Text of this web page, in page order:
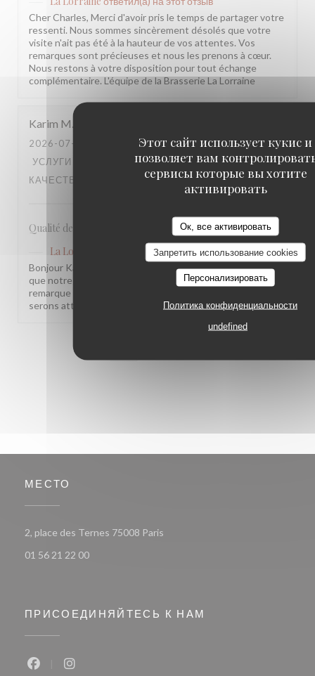
Этот сайт использует кукис и
позволяет вам
сервисы которые вы хотите
активировать
Ок, все активировать
Запретить использование cookies
Персонализировать
Политика конфиденциальности
undefined
Cher Charles, Merci d'avoir pris le temps de partager votre
ressenti. Nous sommes sincèrement désolés que votre
visite n'ait pas été à la hauteur de vos attentes. Vos
remarques sont précieuses et nous les prenons à cœur.
Nous restons à votre disposition pour tout échange
complémentaire. L'équipe de la Brasserie La Lorraine
Karim M
2026-07-17
- 20:30 - ГОСТИ 2
УСЛУГИ
АТМОСФЕРА: 4/5 МЕНЮ : 4/5 ЦЕНА /
КАЧЕСТВО
Qualité des plats, cadre et amabilité de l’équipe
La Lorraine
ответил(а) на этот отзыв
Bonjour Karim, Merci pour ce retour ! Nous sommes ravis
que notre équipe et l'ambiance vous aient plu. Votre
remarque sur le rapport qualité-prix est notée, nous y
serons attentifs. À très bientôt !
МЕСТО
2, place des Ternes 75008 Paris
01 56 21 22 00
ПРИСОЕДИНЯЙТЕСЬ К НАМ